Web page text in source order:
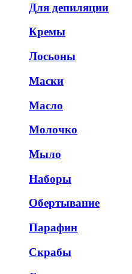
Для депиляции
Кремы
Лосьоны
Маски
Масло
Молочко
Мыло
Наборы
Обертывание
Парафин
Скрабы